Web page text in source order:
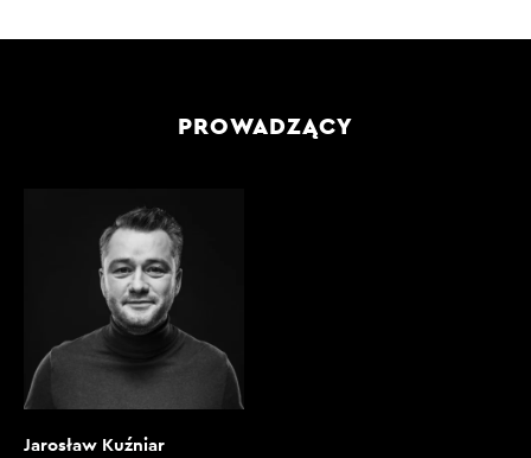
PROWADZĄCY
Jarosław Kuźniar